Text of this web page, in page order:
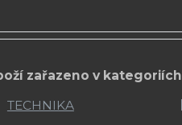
zařazeno v kategoriích
TECHNIKA